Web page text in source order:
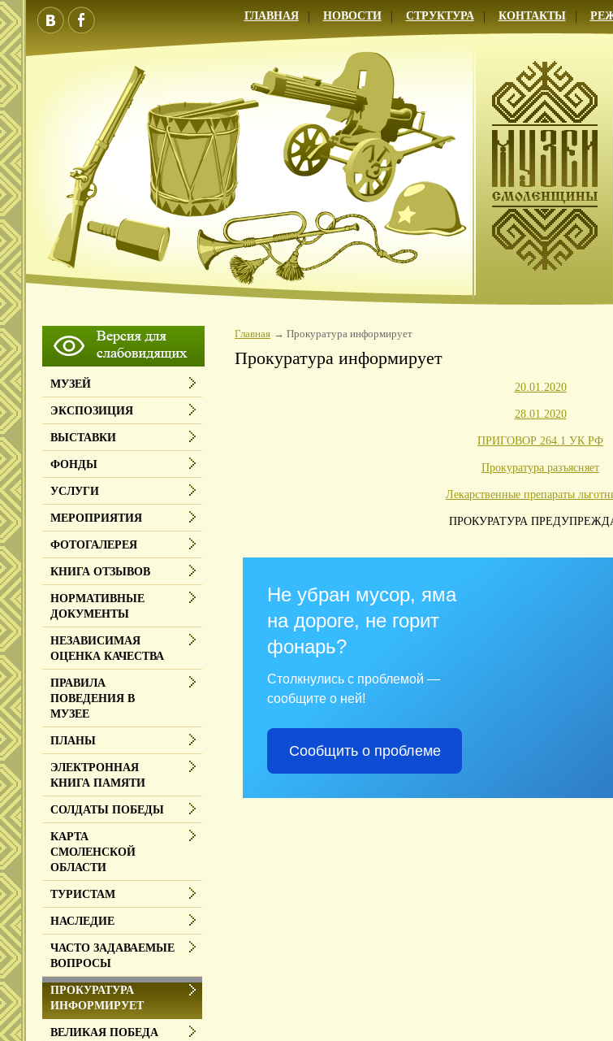
ГЛАВНАЯ НОВОСТИ СТРУКТУРА КОНТАКТЫ
Главная Прокуратура информирует
Прокуратура информирует
20.01.2020
28.01.2020
ПРИГОВОР 264.1 УК РФ
Прокуратура разъясняет
Лекарственные препараты
ПРОКУРАТУРА
Не убран мусор, яма
на дороге, не горит
фонарь?
Столкнулись с проблемой —
сообщите о ней!
Сообщить о проблеме
МУЗЕЙ
ЭКСПОЗИЦИЯ
ВЫСТАВКИ
ФОНДЫ
УСЛУГИ
МЕРОПРИЯТИЯ
ФОТОГАЛЕРЕЯ
КНИГА ОТЗЫВОВ
НОРМАТИВНЫЕ
ДОКУМЕНТЫ
НЕЗАВИСИМАЯ
ОЦЕНКА КАЧЕСТВА
ПРАВИЛА
ПОВЕДЕНИЯ В
МУЗЕЕ
ПЛАНЫ
ЭЛЕКТРОННАЯ
КНИГА ПАМЯТИ
СОЛДАТЫ ПОБЕДЫ
КАРТА
СМОЛЕНСКОЙ
ОБЛАСТИ
ТУРИСТАМ
НАСЛЕДИЕ
ЧАСТО ЗАДАВАЕМЫЕ
ВОПРОСЫ
ПРОКУРАТУРА
ИНФОРМИРУЕТ
ВЕЛИКАЯ ПОБЕДА